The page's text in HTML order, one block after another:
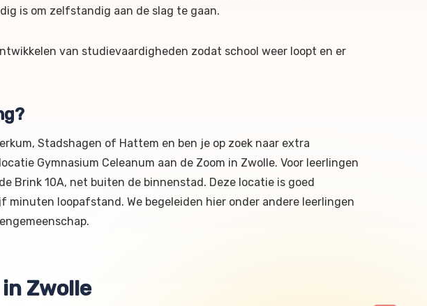
is om zelfstandig aan de slag te gaan.
van studievaardigheden zodat school weer loopt en er
Stadshagen of Hattem en ben je op zoek naar extra
Gymnasium Celeanum aan de Zoom in Zwolle. Voor leerlingen
Brink 10A, net buiten de binnenstad. Deze locatie is goed
minuten loopafstand. We begeleiden hier onder andere leerlingen
Zwolle